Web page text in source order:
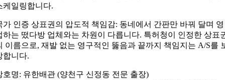
케일링합니다.
가 인증 상표권의 압도적 책임감: 동네에서 간판만 바꿔 달며 영
하는 떴다방 업체와는 차원이 다릅니다. 특허청이 인정한 상표
이름으로, 재발 없는 영구적인 뚫음과 끝까지 책임지는 A/S를
합니다.
호명: 유한배관 (양천구 신정동 전문 출장)